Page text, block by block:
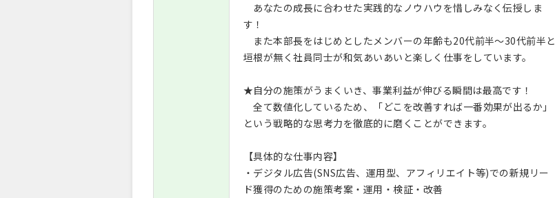
あなたの成長に合わせた実践的なノウハウを惜しみなく伝授しま
す！
また本部長をはじめとしたメンバーの年齢も20代前半～30代前半と
垣根が無く社員同士が和気あいあいと楽しく仕事をしています。
★自分の施策がうまくいき、事業利益が伸びる瞬間は最高です！
全て数値化しているため、「どこを改善すれば一番効果が出るか」
という戦略的な思考力を徹底的に磨くことができます。
【具体的な仕事内容】
・デジタル広告(SNS広告、運用型、アフィリエイト等)での新規リー
ド獲得のための施策考案・運用・検証・改善